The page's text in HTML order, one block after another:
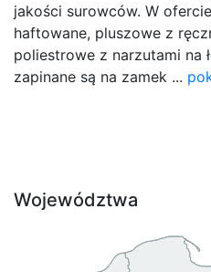
jakości surowców. W
haftowane, pluszowe z
poliestrowe z narzutami na
zapinane są na zamek ...
Województwa